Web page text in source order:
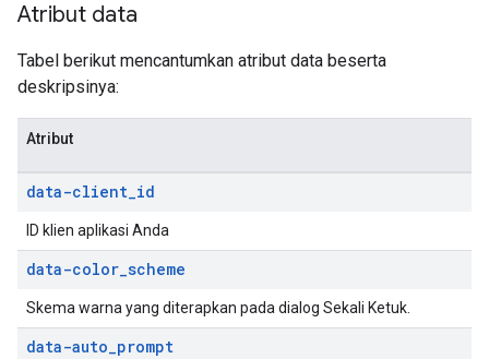
Atribut data
Tabel berikut mencantumkan atribut data beserta
deskripsinya:
Atribut
data-client_id
ID klien aplikasi Anda
data-color_scheme
Skema warna yang diterapkan pada dialog Sekali Ketuk.
data-auto_prompt